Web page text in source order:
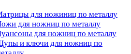
для ножиниц по металлу
для ножниц по металлу
для ножниц по металлу
и ключи для ножниц по